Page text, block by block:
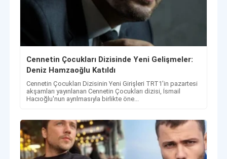
Cennetin Çocukları Dizisinde Yeni Gelişmeler:
Deniz Hamzaoğlu Katıldı
Cennetin Çocukları Dizisinin Yeni Girişleri TRT1'in pazartesi
akşamları yayınlanan Cennetin Çocukları dizisi, İsmail
Hacıoğlu'nun ayrılmasıyla birlikte öne...